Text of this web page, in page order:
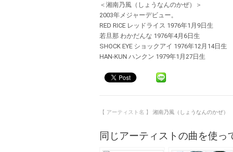
＜湘南乃風（しょうなんのかぜ）＞
2003年メジャーデビュー。
RED RICE レッドライス 1976年1月9日生
若旦那 わかだんな 1976年4月6日生
SHOCK EYE ショックアイ 1976年12月14日生
HAN-KUN ハンクン 1979年1月27日生
【 アーティスト名 】 湘南乃風（しょうなんのかぜ）
同じアーティストの曲を使っ